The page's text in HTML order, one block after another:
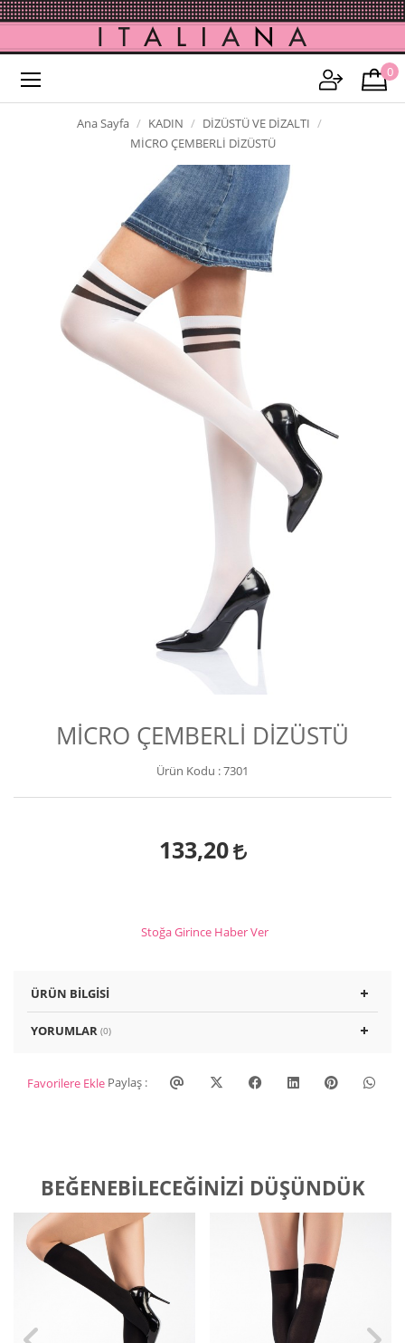
0
Ana Sayfa KADIN
DİZÜSTÜ VE DİZALTI
MİCRO ÇEMBERLİ DİZÜSTÜ
MİCRO ÇEMBERLİ DİZÜSTÜ
Ürün Kodu :7301
133,20
Stoğa Girince Haber Ver
ÜRÜN BILGISI
YORUMLAR (0)
Favorilere Ekle Paylaş :
BEĞENEBILECEĞINIZI DÜŞÜNDÜK